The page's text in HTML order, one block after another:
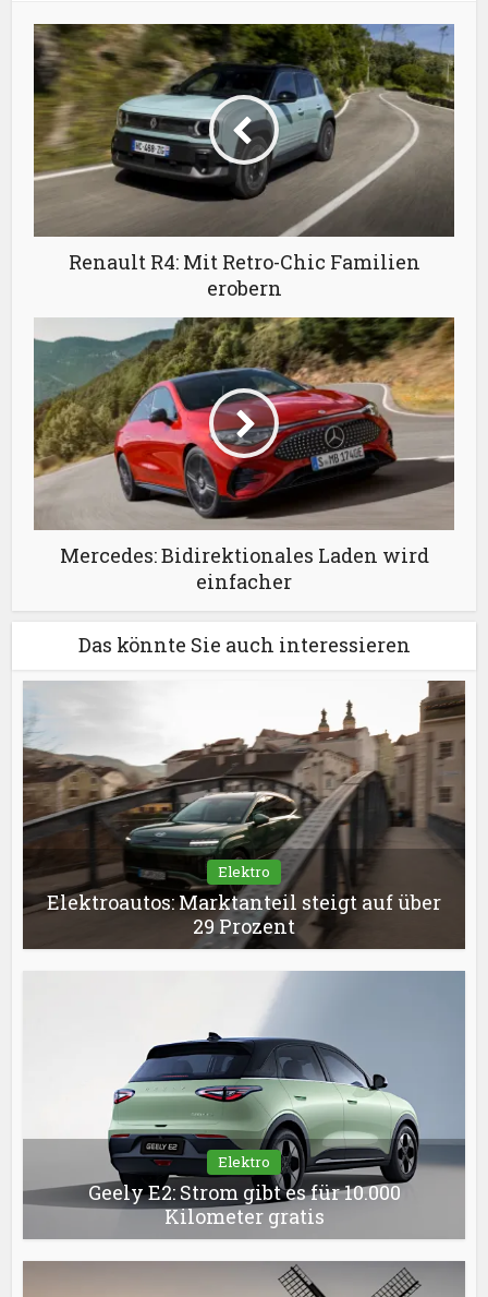
Renault R4: Mit Retro-Chic Familien
erobern
Mercedes: Bidirektionales Laden wird
einfacher
Das könnte Sie auch interessieren
Elektro
Elektroautos: Marktanteil steigt auf über
29 Prozent
Elektro
Geely E2: Strom gibt es für 10.000
Kilometer gratis